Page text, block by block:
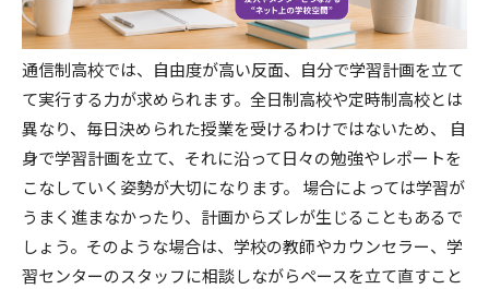
通信制高校では、自由度が高い反面、自分で学習計画を立て
て実行する力が求められます。全日制高校や定時制高校とは
異なり、毎日決められた授業を受けるわけではないため、 自
身で学習計画を立て、それに沿って日々の勉強やレポートを
こなしていく姿勢が大切になります。 場合によっては学習が
うまく進まなかったり、計画からズレが生じることもあるで
しょう。そのような場合は、学校の教師やカウンセラー、学
習センターのスタッフに相談しながらペースを立て直すこと